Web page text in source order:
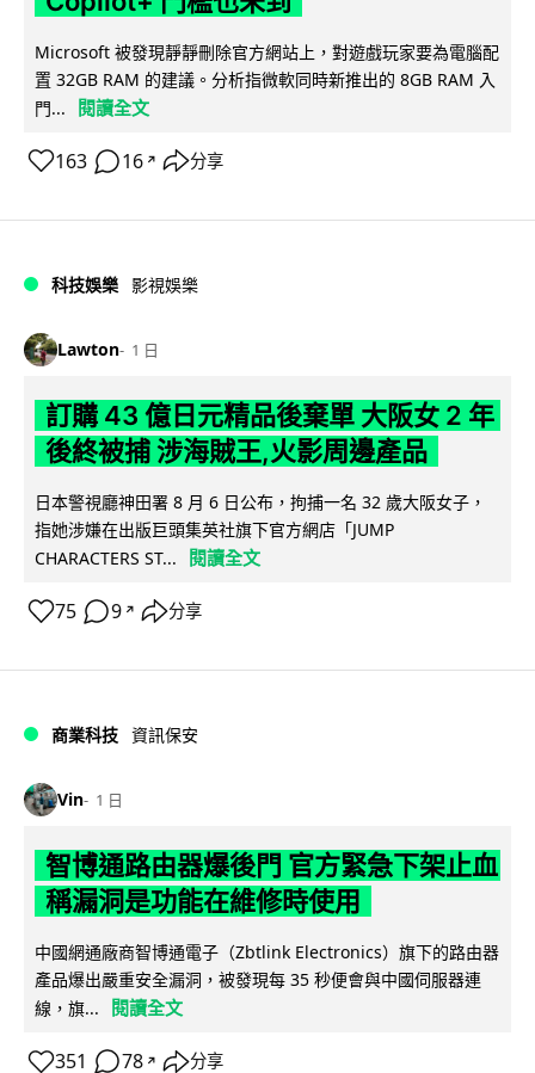
Microsoft 被發現靜靜刪除官方網站上，對遊戲玩家要為電腦配
置 32GB RAM 的建議。分析指微軟同時新推出的 8GB RAM 入
門...
閱讀全文
163 16 ↗ 分享
科技娛樂 影視娛樂
Lawton 1 日
訂購 43 億日元精品後棄單 大阪女 2 年
後終被捕 涉海賊王,火影周邊產品
日本警視廳神田署 8 月 6 日公布，拘捕一名 32 歲大阪女子，
指她涉嫌在出版巨頭集英社旗下官方網店「JUMP
CHARACTERS ST...
閱讀全文
75 9 ↗ 分享
商業科技 資訊保安
Vin 1 日
智博通路由器爆後門 官方緊急下架止血
稱漏洞是功能在維修時使用
中國網通廠商智博通電子（Zbtlink Electronics）旗下的路由器
產品爆出嚴重安全漏洞，被發現每 35 秒便會與中國伺服器連
線，旗...
閱讀全文
351 78 ↗ 分享